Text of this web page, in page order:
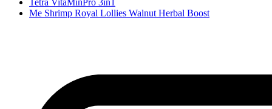
Tetra VitaMinPro 3in1
Me Shrimp Royal Lollies Walnut Herbal Boost